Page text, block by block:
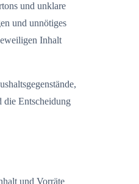
und unklare
und unnötiges
Inhalt
die Entscheidung
und Vorräte